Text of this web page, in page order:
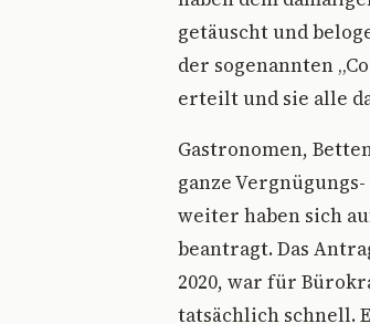
getäuscht und
der sogenannten
erteilt und sie alle
Gastronomen,
ganze
weiter haben sich
beantragt. Das
2020, war für
tatsächlich schnell.